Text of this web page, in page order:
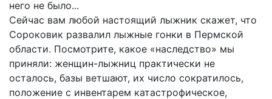
него не было...
Сейчас вам любой настоящий лыжник скажет, что
Сороковик развалил лыжные гонки в Пермской
области. Посмотрите, какое «наследство» мы
приняли: женщин-лыжниц практически не
осталось, базы ветшают, их число сократилось,
положение с инвентарем катастрофическое,